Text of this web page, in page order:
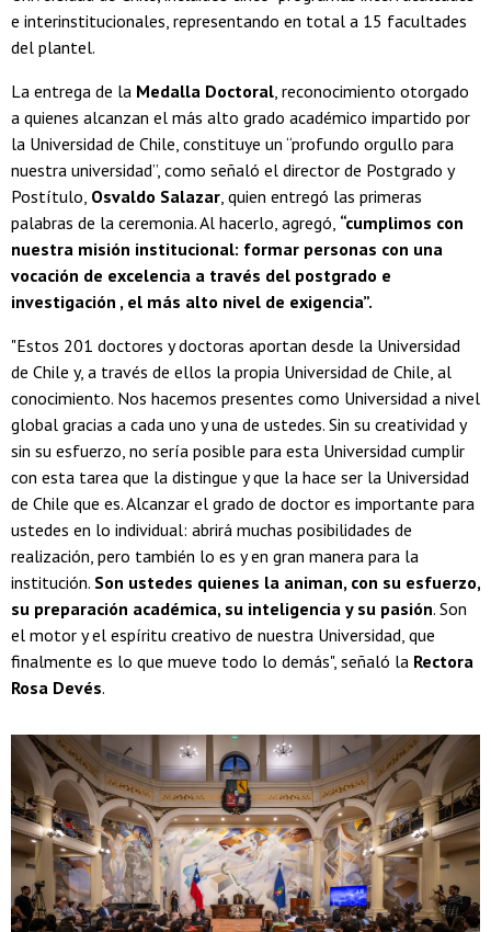
e interinstitucionales, representando en total a 15 facultades
del plantel.
La entrega de la Medalla Doctoral, reconocimiento otorgado
a quienes alcanzan el más alto grado académico impartido por
la Universidad de Chile, constituye un “profundo orgullo para
nuestra universidad”, como señaló el director de Postgrado y
Postítulo, Osvaldo Salazar, quien entregó las primeras
palabras de la ceremonia. Al hacerlo, agregó, “cumplimos con
nuestra misión institucional: formar personas con una
vocación de excelencia a través del postgrado e
investigación , el más alto nivel de exigencia”.
"Estos 201 doctores y doctoras aportan desde la Universidad
de Chile y, a través de ellos la propia Universidad de Chile, al
conocimiento. Nos hacemos presentes como Universidad a nivel
global gracias a cada uno y una de ustedes. Sin su creatividad y
sin su esfuerzo, no sería posible para esta Universidad cumplir
con esta tarea que la distingue y que la hace ser la Universidad
de Chile que es. Alcanzar el grado de doctor es importante para
ustedes en lo individual: abrirá muchas posibilidades de
realización, pero también lo es y en gran manera para la
institución. Son ustedes quienes la animan, con su esfuerzo,
su preparación académica, su inteligencia y su pasión. Son
el motor y el espíritu creativo de nuestra Universidad, que
finalmente es lo que mueve todo lo demás", señaló la Rectora
Rosa Devés.